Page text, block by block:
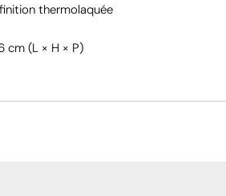
thermolaquée
cm (L × H × P)